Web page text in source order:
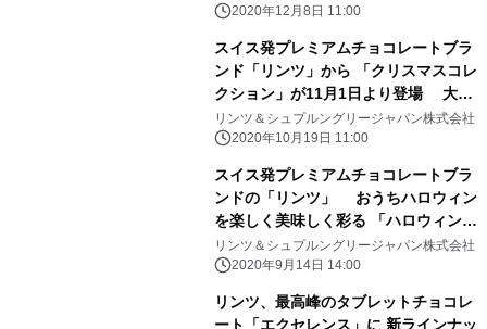
タインに～
2020年12月8日 11:00
スイス発プレミアムチョコレートブラ
ンド「リンツ」から 「クリスマスコレ
クション」が11月1日より登場 大切
な人へのギフト、1年頑張った自分へ
のご褒美にも
リンツ＆シュプルングリージャパン株式会社
2020年10月19日 11:00
スイス発プレミアムチョコレートブラ
ンドの「リンツ」 おうちハロウィン
を楽しく美味しく彩る 「ハロウィン
コレクション」 9月14日新発売
リンツ＆シュプルングリージャパン株式会社
2020年9月14日 14:00
リンツ、最高峰のタブレットチョコレ
ート「エクセレンス」に 新ラインナッ